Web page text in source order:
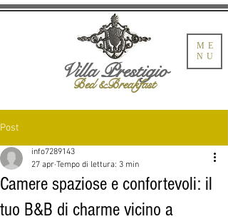
Villa Prestigio
Bed &Breakfast
ME
NU
Post
Camere spaziose e confortevoli: il
tuo B&B di charme vicino a
info7289143
27 apr Tempo di lettura: 3 min